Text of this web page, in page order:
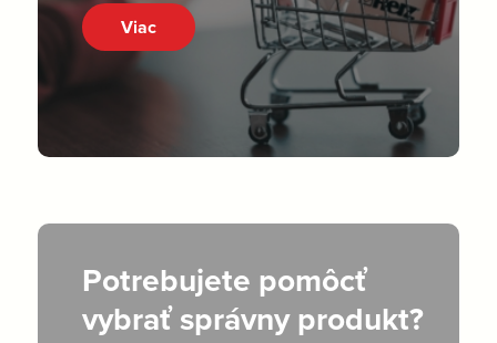
Viac
Potrebujete pomôcť
vybrať správny produkt?